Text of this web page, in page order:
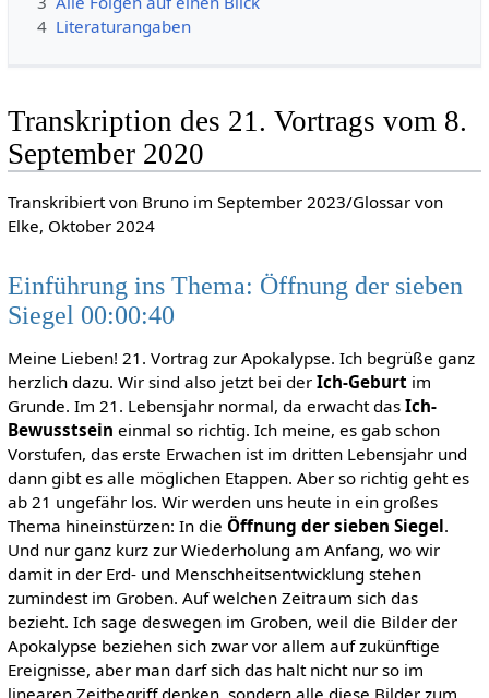
4 Literaturangaben
Transkription des 21. Vortrags vom 8.
September 2020
Transkribiert von Bruno im September 2023/Glossar von
Elke, Oktober 2024
Einführung ins Thema: Öffnung der sieben
Siegel 00:00:40
Meine Lieben! 21. Vortrag zur Apokalypse. Ich begrüße ganz
herzlich dazu. Wir sind also jetzt bei der Ich-Geburtim
Grunde. Im 21. Lebensjahr normal, da erwacht das Ich-
Bewusstsein einmal so richtig. Ich meine, es gab schon
Vorstufen, das erste Erwachen ist im dritten Lebensjahr und
dann gibt es alle möglichen Etappen. Aber so richtig geht es
ab 21 ungefähr los. Wir werden uns heute in ein großes
Thema hineinstürzen: In die Öffnung der sieben Siegel.
Und nur ganz kurz zur Wiederholung am Anfang, wo wir
damit in der Erd- und Menschheitsentwicklung stehen
zumindest im Groben. Auf welchen Zeitraum sich das
bezieht. Ich sage deswegen im Groben, weil die Bilder der
Apokalypse beziehen sich zwar vor allem auf zukünftige
Ereignisse, aber man darf sich das halt nicht nur so im